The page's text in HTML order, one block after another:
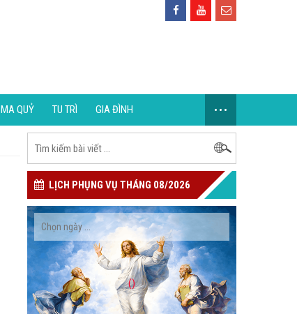
MA QUỶ TU TRÌ GIA ĐÌNH ...
LỊCH PHỤNG VỤ THÁNG 08/2026
()